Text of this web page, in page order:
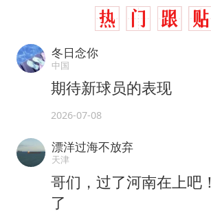
冬日念你
中国
期待新球员的表现
2026-07-08
漂洋过海不放弃
天津
哥们，过了河南在上吧
了